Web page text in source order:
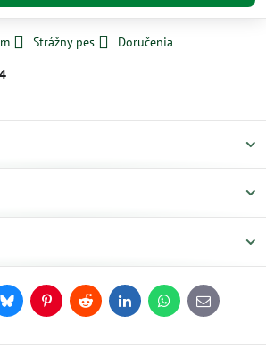
Strážny pes
Doručenia
BlueskyPinterestReddit LinkedInWhatsApp
E-
mail